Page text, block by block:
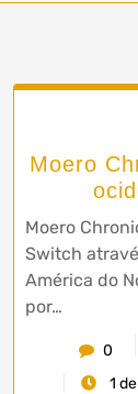
Moero
Moero
Switch
América do
por…
0
1